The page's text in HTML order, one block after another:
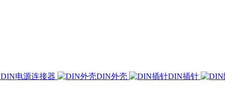
DIN电源连接器 DIN外壳 DIN插针